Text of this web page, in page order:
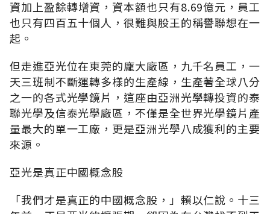
資加上盈餘轉增資，資本額也只有8.69億元，員工
也只有四百五十個人，很難與股王的稱譽聯想在一
起。
但走進亞光位在東莞的龐大廠區，九千名員工，一
天三班制不斷運轉多樣的生產線，生產著全球八分
之一的各式光學鏡片，這座由亞洲光學轉投資的泰
聯光學及信泰光學廠區，不僅是全世界光學鏡片產
量最大的單一工廠，更是亞洲光學八成獲利的主要
來源。
亞光是真正中國概念股
「我們才是真正的中國概念股，」賴以仁說。十三